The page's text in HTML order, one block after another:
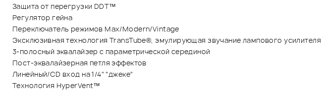
Защита от перегрузки DDT™
Регулятор гейна
Переключатель режимов Max/Modern/Vintage
Эксклюзивная технология TransTube®, эмулирующая звучание лампового усилителя
3-полосный эквалайзер с параметрической серединой
Пост-эквалайзерная петля эффектов
Линейный/CD вход на 1/4" "джеке"
Технология HyperVent™